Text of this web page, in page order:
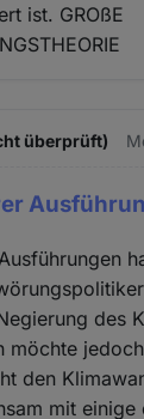
ist. GROßE
überprüft)
des
möchte
den
mit einige